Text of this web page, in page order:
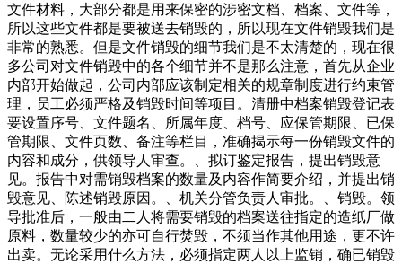
文件材料，大部分都是用来保密的涉密文档、档案、文件等，
所以这些文件都是要被送去销毁的，所以现在文件销毁我们是
非常的熟悉。但是文件销毁的细节我们是不太清楚的，现在很
多公司对文件销毁中的各个细节并不是那么注意，首先从企业
内部开始做起，公司内部应该制定相关的规章制度进行约束管
理，员工必须严格及销毁时间等项目。清册中档案销毁登记表
要设置序号、文件题名、所属年度、档号、应保管期限、已保
管期限、文件页数、备注等栏目，准确揭示每一份销毁文件的
内容和成分，供领导人审查。、拟订鉴定报告，提出销毁意
见。报告中对需销毁档案的数量及内容作简要介绍，并提出销
毁意见、陈述销毁原因。、机关分管负责人审批。、销毁。领
导批准后，一般由二人将需要销毁的档案送往指定的造纸厂做
原料，数量较少的亦可自行焚毁，不须当作其他用途，更不许
出卖。无论采用什么方法，必须指定两人以上监销，确已销毁